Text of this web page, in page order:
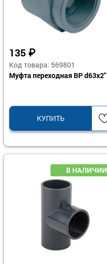
135 ₽
Код товара: 569801
Муфта переходная ВР d63х2"
КУПИТЬ